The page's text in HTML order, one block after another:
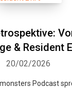
& Resident
20/02/2026
Podcast